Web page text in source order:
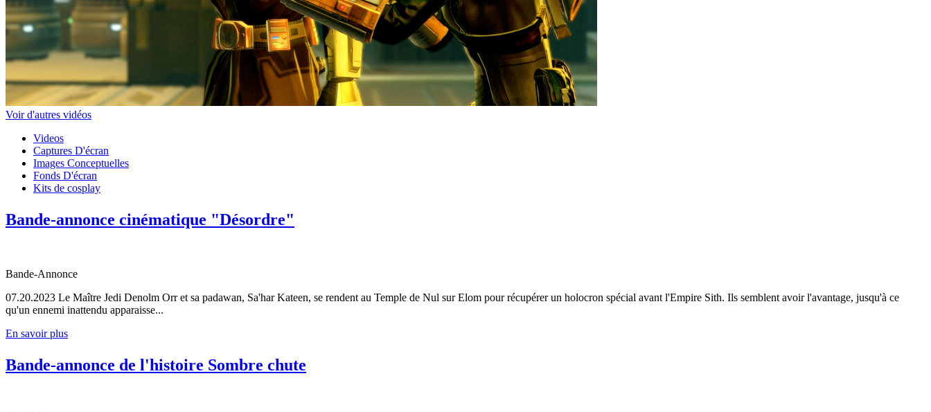
Voir d'autres vidéos
Videos
Captures D'écran
Images Conceptuelles
Fonds D'écran
Kits de cosplay
Bande-annonce cinématique "Désordre"
Bande-Annonce
07.20.2023 Le Maître Jedi Denolm Orr et sa padawan, Sa'har Kateen, se rendent au Temple de Nul sur Elom pour récupérer un holocron spécial avant l'Empire Sith. Ils semblent avoir l'avantage, jusqu'à ce
qu'un ennemi inattendu apparaisse...
En savoir plus
Bande-annonce de l'histoire Sombre chute